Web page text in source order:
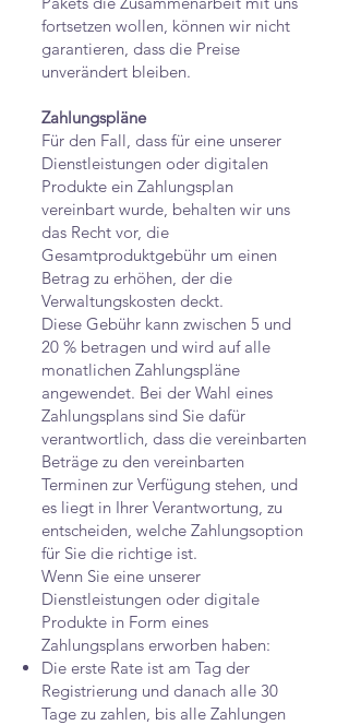
fortsetzen wollen, können wir nicht
garantieren, dass die Preise
unverändert bleiben.
Zahlungspläne
Für den Fall, dass für eine unserer
Dienstleistungen oder digitalen
Produkte ein Zahlungsplan
vereinbart wurde, behalten wir uns
das Recht vor, die
Gesamtproduktgebühr um einen
Betrag zu erhöhen, der die
Verwaltungskosten deckt.
Diese Gebühr kann zwischen 5 und
20 % betragen und wird auf alle
monatlichen Zahlungspläne
angewendet. Bei der Wahl eines
Zahlungsplans sind Sie dafür
verantwortlich, dass die vereinbarten
Beträge zu den vereinbarten
Terminen zur Verfügung stehen, und
es liegt in Ihrer Verantwortung, zu
entscheiden, welche Zahlungsoption
für Sie die richtige ist.
Wenn Sie eine unserer
Dienstleistungen oder digitale
Produkte in Form eines
Zahlungsplans erworben haben:
Die erste Rate ist am Tag der
Registrierung und danach alle 30
Tage zu zahlen, bis alle Zahlungen